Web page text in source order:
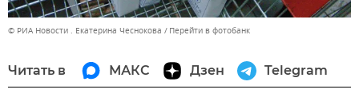
© РИА Новости . Екатерина Чеснокова Перейти в фотобанк
Читать в МАКС Дзен Telegram